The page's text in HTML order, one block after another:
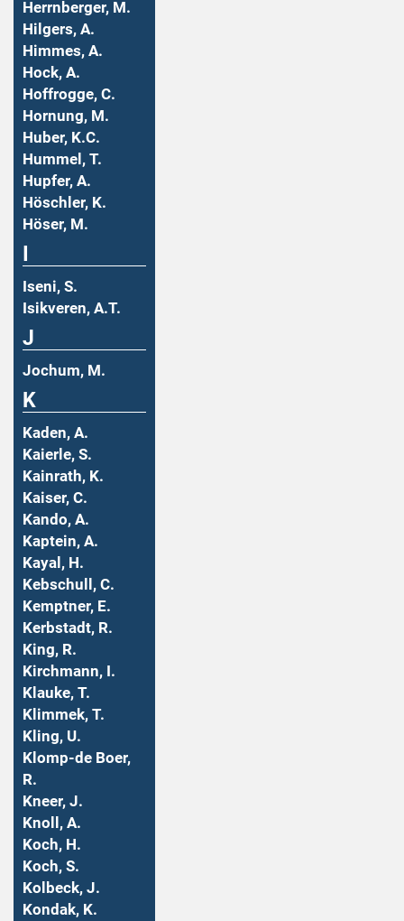
Herrnberger, M.
Hilgers, A.
Himmes, A.
Hock, A.
Hoffrogge, C.
Hornung, M.
Huber, K.C.
Hummel, T.
Hupfer, A.
Höschler, K.
Höser, M.
Iseni, S.
Isikveren, A.T.
J
Jochum, M.
K
Kaden, A.
Kaierle, S.
Kainrath, K.
Kaiser, C.
Kando, A.
Kaptein, A.
Kayal, H.
Kebschull, C.
Kemptner, E.
Kerbstadt, R.
King, R.
Kirchmann, I.
Klauke, T.
Klimmek, T.
Kling, U.
Klomp-de Boer,
R.
Kneer, J.
Knoll, A.
Koch, H.
Koch, S.
Kolbeck, J.
Kondak, K.